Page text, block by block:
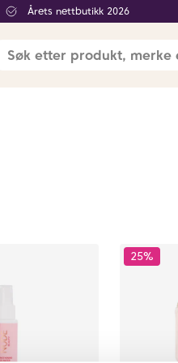
Årets nettbutikk 2026
25%